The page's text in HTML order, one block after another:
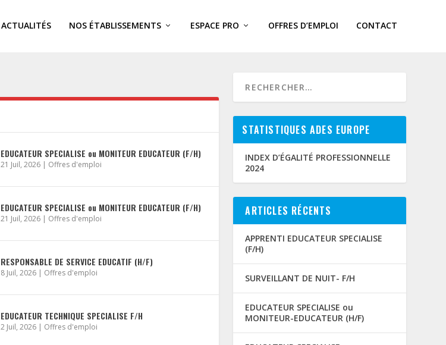
ACTUALITÉS NOS ÉTABLISSEMENTS ESPACE PRO OFFRES D’EMPLOI CONTACT
EDUCATEUR SPECIALISE ou MONITEUR EDUCATEUR (F/H)
21 Juil, 2026| Offres d'emploi
EDUCATEUR SPECIALISE ou MONITEUR EDUCATEUR (F/H)
21 Juil, 2026| Offres d'emploi
RESPONSABLE DE SERVICE EDUCATIF (H/F)
8 Juil, 2026| Offres d'emploi
EDUCATEUR TECHNIQUE SPECIALISE F/H
2 Juil, 2026| Offres d'emploi
STATISTIQUES ADES EUROPE
INDEX D’ÉGALITÉ PROFESSIONNELLE
2024
ARTICLES RÉCENTS
APPRENTI EDUCATEUR SPECIALISE
(F/H)
SURVEILLANT DE NUIT- F/H
EDUCATEUR SPECIALISE ou
MONITEUR-EDUCATEUR (H/F)